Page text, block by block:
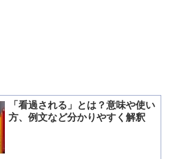
「看過される」とは？意味や使い
方、例文など分かりやすく解釈